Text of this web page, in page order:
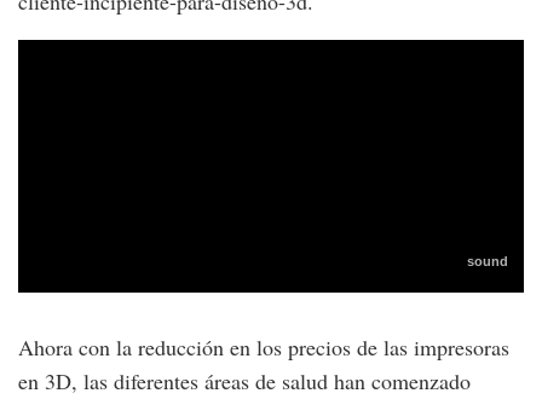
Ahora con la reducción en los precios de las impresoras
en 3D, las diferentes áreas de salud han comenzado